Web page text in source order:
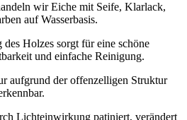
wir Eiche mit Seife, Klarlack,
auf Wasserbasis.
Holzes sorgt für eine schöne
und einfache Reinigung.
aufgrund der offenzelligen Struktur
Lichteinwirkung patiniert, verändert